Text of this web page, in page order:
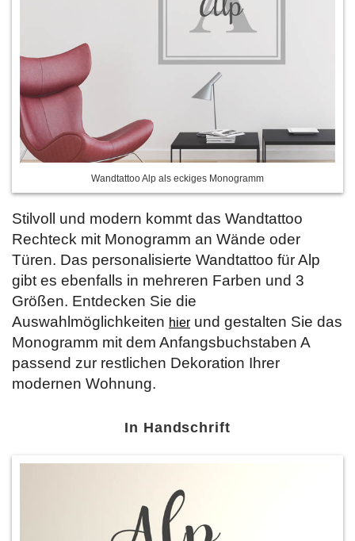
Wandtattoo Alp als eckiges Monogramm
Stilvoll und modern kommt das Wandtattoo
Rechteck mit Monogramm an Wände oder
Türen. Das personalisierte Wandtattoo für Alp
gibt es ebenfalls in mehreren Farben und 3
Größen. Entdecken Sie die
Auswahlmöglichkeiten hier und gestalten Sie das
Monogramm mit dem Anfangsbuchstaben A
passend zur restlichen Dekoration Ihrer
modernen Wohnung.
In Handschrift